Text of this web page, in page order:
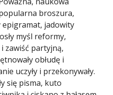
broszura,
epigramat, jadowity
myśl reformy,
i zawiść partyjną,
obłudę i
uczyły i przekonywały.
się pisma, kuto